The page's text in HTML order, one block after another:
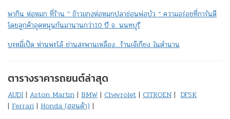
พากิน ห่อหมก ที่ร้าน ” ข้าวแกงห่อหมกปลาช่อนพ่อบัว ” ความอร่อยที่การันตี
โดยลูกค้าอุดหนุนกันมานานกว่า10 ปี จ. นนทบุรี
บะหมี่เป็ด ห่านพะโล้ ย่านสะพานเหลือง…ร้านเจ๊เกียง ในตำนาน
ตารางราคารถยนต์ล่าสุด
AUDI | Aston Martin | BMW | Chevrolet | CITROEN | DFSK
| Ferrari | Honda (ฮอนด้า) |